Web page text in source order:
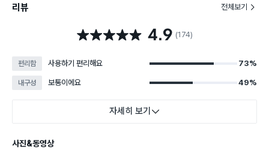
리뷰 전체보기
별점 4.9점 4.9 (174)
편리함 사용하기 편리해요 73%
내구성 보통이에요 49%
자세히 보기
사진&동영상